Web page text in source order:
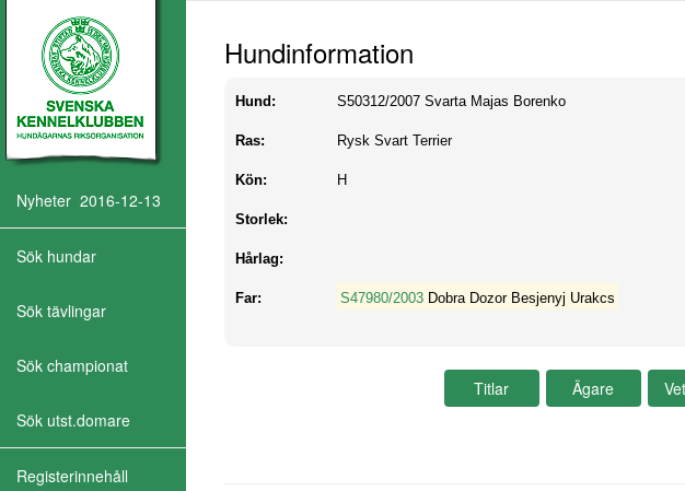
Nyheter 2016-12-13
Sök hundar
Sök tävlingar
Sök championat
Sök utst.domare
Registerinnehåll
Hundinformation
Hund: S50312/2007 Svarta Majas Borenko
Ras: Rysk Svart Terrier
Kön: H
Storlek:
Hårlag:
Far: S47980/2003 Dobra Dozor Besjenyj Urakcs